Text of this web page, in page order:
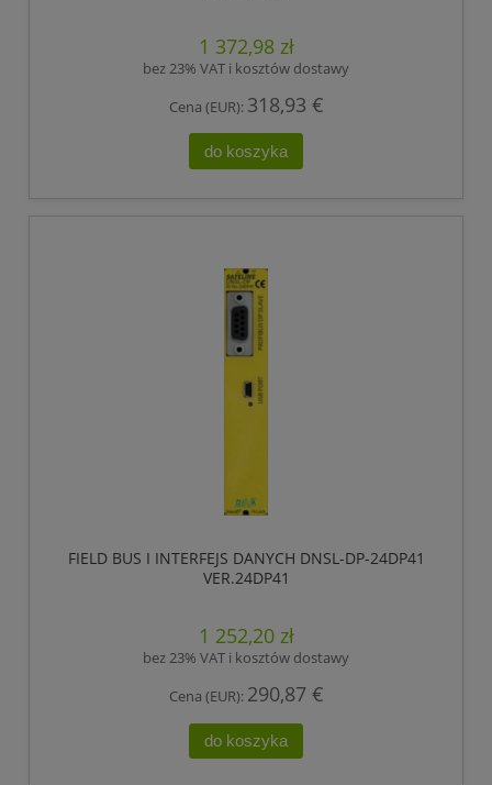
1 372,98 zł
bez 23% VAT i kosztów dostawy
Cena (EUR): 318,93 €
do koszyka
FIELD BUS I INTERFEJS DANYCH DNSL-DP-24DP41
VER.24DP41
1 252,20 zł
bez 23% VAT i kosztów dostawy
Cena (EUR): 290,87 €
do koszyka